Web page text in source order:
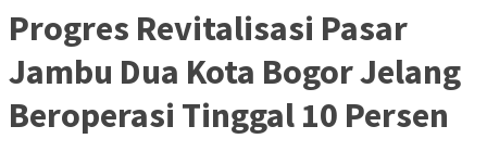
Progres Revitalisasi Pasar
Jambu Dua Kota Bogor Jelang
Beroperasi Tinggal 10 Persen